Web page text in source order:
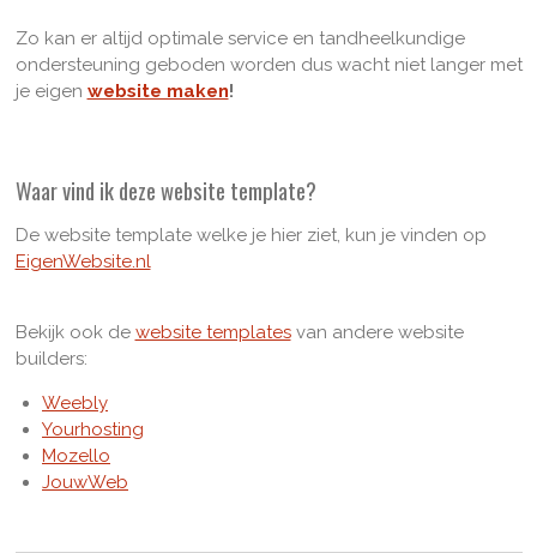
Zo kan er altijd optimale service en tandheelkundige
ondersteuning geboden worden dus wacht niet langer met
je eigen website maken!
Waar vind ik deze website template?
De website template welke je hier ziet, kun je vinden op
EigenWebsite.nl
Bekijk ook de website templatesvan andere website
builders:
Weebly
Yourhosting
Mozello
JouwWeb